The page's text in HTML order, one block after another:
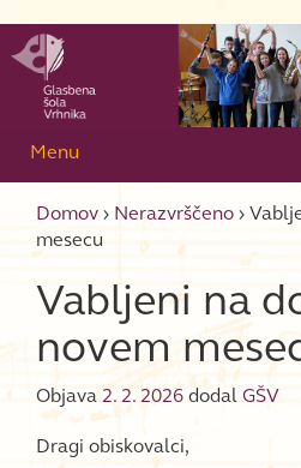
Menu
Domov › Nerazvrščeno ›
mesecu
Vabljeni na
novem
Objava 2. 2. 2026 dodal GŠV
Dragi obiskovalci,